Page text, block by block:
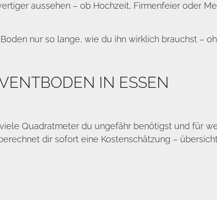
aussehen – ob Hochzeit, Firmenfeier oder
nur so lange, wie du ihn wirklich brauchst –
IN ESSEN
Quadratmeter du ungefähr benötigst und für
dir sofort eine Kostenschätzung –